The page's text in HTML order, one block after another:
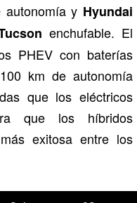
y Hyundai
enchufable. El
PHEV con baterías
km de autonomía
que los eléctricos
que los híbridos
exitosa entre los